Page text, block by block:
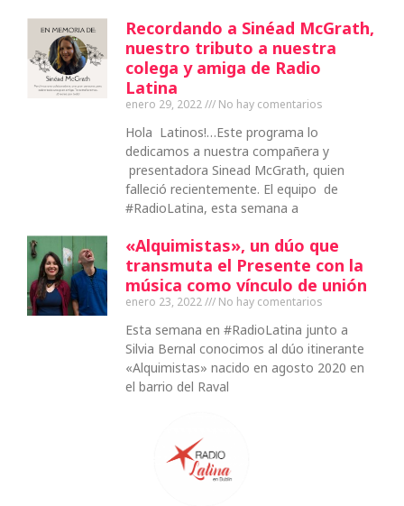
Recordando a Sinéad McGrath,
nuestro tributo a nuestra
colega y amiga de Radio
Latina
enero 29, 2022 No hay comentarios
Hola Latinos!…Este programa lo
dedicamos a nuestra compañera y
presentadora Sinead McGrath, quien
falleció recientemente. El equipo de
#RadioLatina, esta semana a
«Alquimistas», un dúo que
transmuta el Presente con la
música como vínculo de unión
enero 23, 2022 No hay comentarios
Esta semana en #RadioLatina junto a
Silvia Bernal conocimos al dúo itinerante
«Alquimistas» nacido en agosto 2020 en
el barrio del Raval